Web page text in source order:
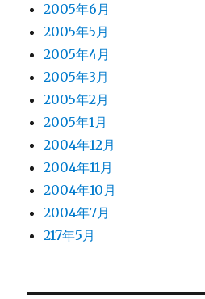
2005年6月
2005年5月
2005年4月
2005年3月
2005年2月
2005年1月
2004年12月
2004年11月
2004年10月
2004年7月
217年5月